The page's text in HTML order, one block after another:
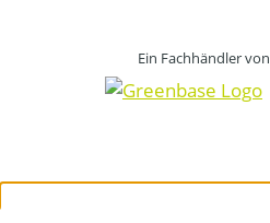
Ein Fachhändler von